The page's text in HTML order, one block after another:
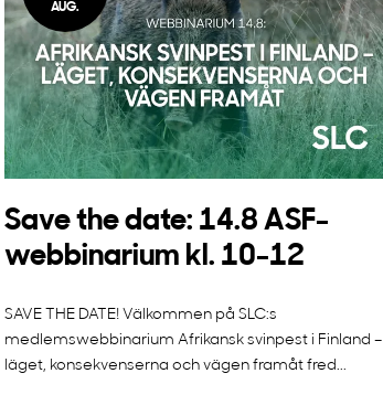
AUG.
Save the date: 14.8 ASF-
webbinarium kl. 10-12
SAVE THE DATE! Välkommen på SLC:s
medlemswebbinarium Afrikansk svinpest i Finland –
läget, konsekvenserna och vägen framåt fred...